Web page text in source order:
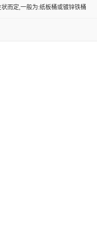
而定,一般为:纸板桶或镀锌铁桶